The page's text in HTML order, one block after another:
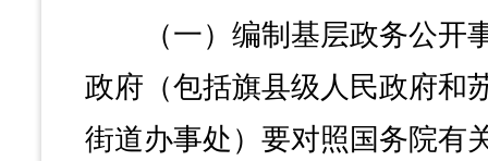
（一）编制基层政务公开
政府（包括旗县级人民政府和
街道办事处）要对照国务院有